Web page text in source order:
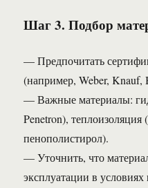
Шаг 3. Подбор
— Предпочитать
(например, Weber, Knauf,
— Важные материалы:
Penetron), теплоизоляция
пенополистирол).
— Уточнить, что
эксплуатации в